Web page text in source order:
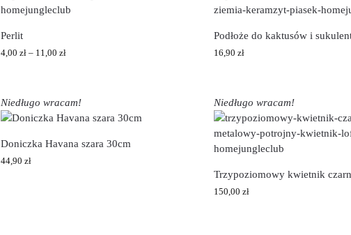
Perlit
4,00zł – 11,00zł
Podłoże do kaktusów i
16,90zł
Niedługo wracam!
Doniczka Havana szara 30cm
44,90zł
Niedługo wracam!
Trzypoziomowy kwietnik
150,00zł